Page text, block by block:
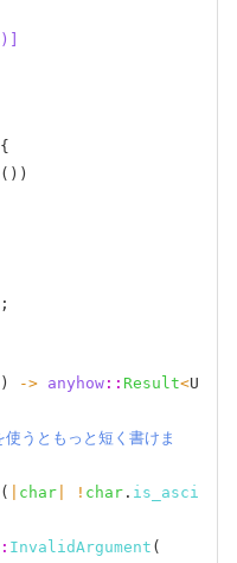
)]
())
) -> anyhow :: Result<U
ともっと短く書けま
( char ! char . is_asci
InvalidArgument (